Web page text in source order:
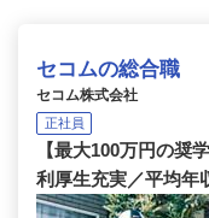
セコムの総合職
セコム株式会社
正社員
【最大100万円の奨
利厚生充実／平均年